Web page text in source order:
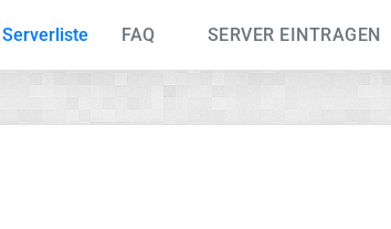
Serverliste FAQ SERVER EINTRAGEN